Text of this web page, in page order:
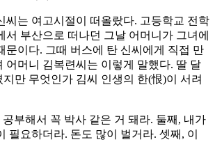
씨는 여고시절이 떠올랐다. 고등학교 전학
서 부산으로 떠나던 그날 어머니가 그녀에
문이다. 그때 버스에 탄 신씨에게 직접 만
어머니 김복련씨는 이렇게 말했다. 딸 달
만 무엇인가 김씨 인생의 한(恨)이 서려
부해서 꼭 박사 같은 거 돼라. 둘째, 내가
필요하더라. 돈도 많이 벌거라. 셋째, 이